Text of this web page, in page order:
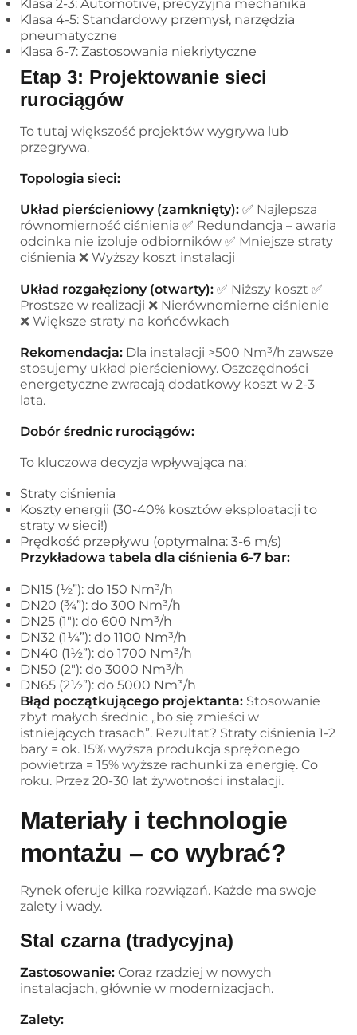
Klasa 2-3: Automotive, precyzyjna mechanika
Klasa 4-5: Standardowy przemysł, narzędzia
pneumatyczne
Klasa 6-7: Zastosowania niekriytyczne
Etap 3: Projektowanie sieci
rurociągów
To tutaj większość projektów wygrywa lub
przegrywa.
Topologia sieci:
Układ pierścieniowy (zamknięty): ✅ Najlepsza
równomierność ciśnienia ✅ Redundancja – awaria
odcinka nie izoluje odbiorników ✅ Mniejsze straty
ciśnienia ❌ Wyższy koszt instalacji
Układ rozgałęziony (otwarty): ✅ Niższy koszt ✅
Prostsze w realizacji ❌ Nierównomierne ciśnienie
❌ Większe straty na końcówkach
Rekomendacja: Dla instalacji >500 Nm³/h zawsze
stosujemy układ pierścieniowy. Oszczędności
energetyczne zwracają dodatkowy koszt w 2-3
lata.
Dobór średnic rurociągów:
To kluczowa decyzja wpływająca na:
Straty ciśnienia
Koszty energii (30-40% kosztów eksploatacji to
straty w sieci!)
Prędkość przepływu (optymalna: 3-6 m/s)
Przykładowa tabela dla ciśnienia 6-7 bar:
DN15 (½”): do 150 Nm³/h
DN20 (¾”): do 300 Nm³/h
DN25 (1″): do 600 Nm³/h
DN32 (1¼”): do 1100 Nm³/h
DN40 (1½”): do 1700 Nm³/h
DN50 (2″): do 3000 Nm³/h
DN65 (2½”): do 5000 Nm³/h
Błąd początkującego projektanta: Stosowanie
zbyt małych średnic „bo się zmieści w
istniejących trasach”. Rezultat? Straty ciśnienia 1-2
bary = ok. 15% wyższa produkcja sprężonego
powietrza = 15% wyższe rachunki za energię. Co
roku. Przez 20-30 lat żywotności instalacji.
Materiały i technologie
montażu – co wybrać?
Rynek oferuje kilka rozwiązań. Każde ma swoje
zalety i wady.
Stal czarna (tradycyjna)
Zastosowanie: Coraz rzadziej w nowych
instalacjach, głównie w modernizacjach.
Zalety: